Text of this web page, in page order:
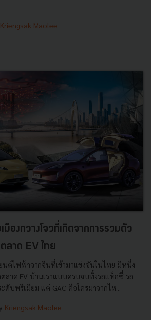
Kriengsak Maolee
มืองกวางโจวที่เกิดจากการรวมตัว
ลาด EV ไทย
นต์ไฟฟ้าจากจีนที่เข้ามาแข่งขันในไทย มีหนึ่ง
ลาด EV บ้านเราแบบครบจบทั้งรถแท็กซี่ รถ
ดับพรีเมียม แต่ GAC คือใครมาจากไห...
Kriengsak Maolee